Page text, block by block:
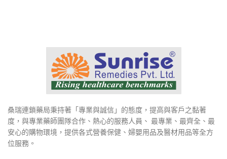
桑瑞連鎖藥局秉持著「專業與誠信」的態度，提高與客戶之黏著
度，與專業藥師團隊合作、熱心的服務人員、 最專業、最齊全、最
安心的購物環境，提供各式營養保健、婦嬰用品及醫材用品等全方
位服務。